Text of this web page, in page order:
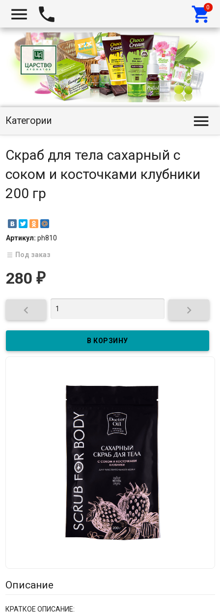
  
Категории 
Скраб для тела сахарный с
соком и косточками клубники
200 гр
Артикул: ph810
Под заказ
280 ₽
 
Описание
КРАТКОЕ ОПИСАНИЕ: